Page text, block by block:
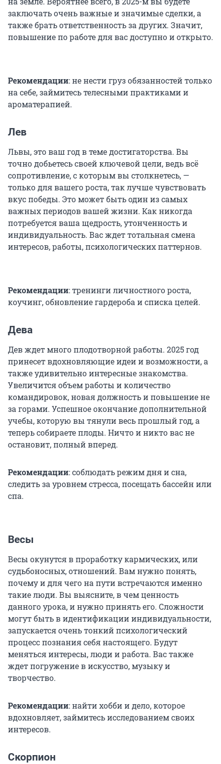
заключать очень важные и значимые сделки, а
также брать ответственность за других. Значит,
повышение по работе для вас доступно и открыто.
Рекомендации: не нести груз обязанностей только
на себе, займитесь телесными практиками и
ароматерапией.
Лев
Львы, это ваш год в теме достигаторства. Вы
точно добьетесь своей ключевой цели, ведь всё
сопротивление, с которым вы столкнетесь, —
только для вашего роста, так лучше чувствовать
вкус победы. Это может быть один из самых
важных периодов вашей жизни. Как никогда
потребуется ваша щедрость, утонченность и
индивидуальность. Вас ждет тотальная смена
интересов, работы, психологических паттернов.
Рекомендации: тренинги личностного роста,
коучинг, обновление гардероба и списка целей.
Дева
Дев ждет много плодотворной работы. 2025 год
принесет вдохновляющие идеи и возможности, а
также удивительно интересные знакомства.
Увеличится объем работы и количество
командировок, новая должность и повышение не
за горами. Успешное окончание дополнительной
учебы, которую вы тянули весь прошлый год, а
теперь собираете плоды. Ничто и никто вас не
остановит, полный вперед.
Рекомендации: соблюдать режим дня и сна,
следить за уровнем стресса, посещать бассейн или
спа.
Весы
Весы окунутся в проработку кармических, или
судьбоносных, отношений. Вам нужно понять,
почему и для чего на пути встречаются именно
такие люди. Вы выясните, в чем ценность
данного урока, и нужно принять его. Сложности
могут быть в идентификации индивидуальности,
запускается очень тонкий психологический
процесс познания себя настоящего. Будут
меняться интересы, люди и работа. Вас также
ждет погружение в искусство, музыку и
творчество.
Рекомендации: найти хобби и дело, которое
вдохновляет, займитесь исследованием своих
интересов.
Скорпион